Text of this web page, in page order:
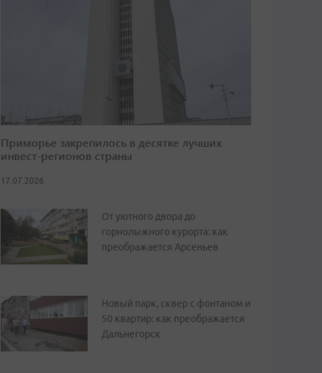
Приморье закрепилось в десятке лучших
инвест-регионов страны
17.07.2026
От уютного двора до
горнолыжного курорта: как
преображается Арсеньев
Новый парк, сквер с фонтаном и
50 квартир: как преображается
Дальнегорск